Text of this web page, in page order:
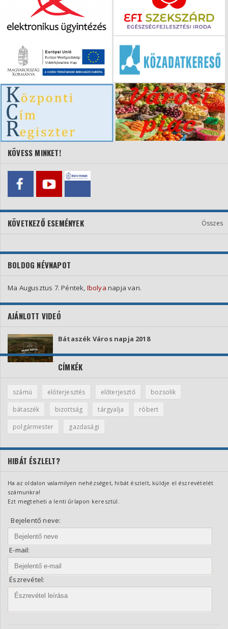
KÖVESS MINKET!
KÖVETKEZŐ ESEMÉNYEK Összes
BOLDOG NÉVNAPOT
Ma Augusztus 7. Péntek, Ibolya napja van.
AJÁNLOTT VIDEÓ
Bátaszék Város napja 2018
CÍMKÉK
számú előterjesztés előterjesztő
bozsolik
bátaszék
bizottság tárgyalja
róbert
polgármester
gazdasági
HIBÁT ÉSZLELT?
Ha az oldalon valamilyen nehézséget, hibát észlelt, küldje el észrevételét
számunkra!
Ezt megteheti a lenti űrlapon keresztül.
Bejelentő neve:
E-mail:
Észrevétel: